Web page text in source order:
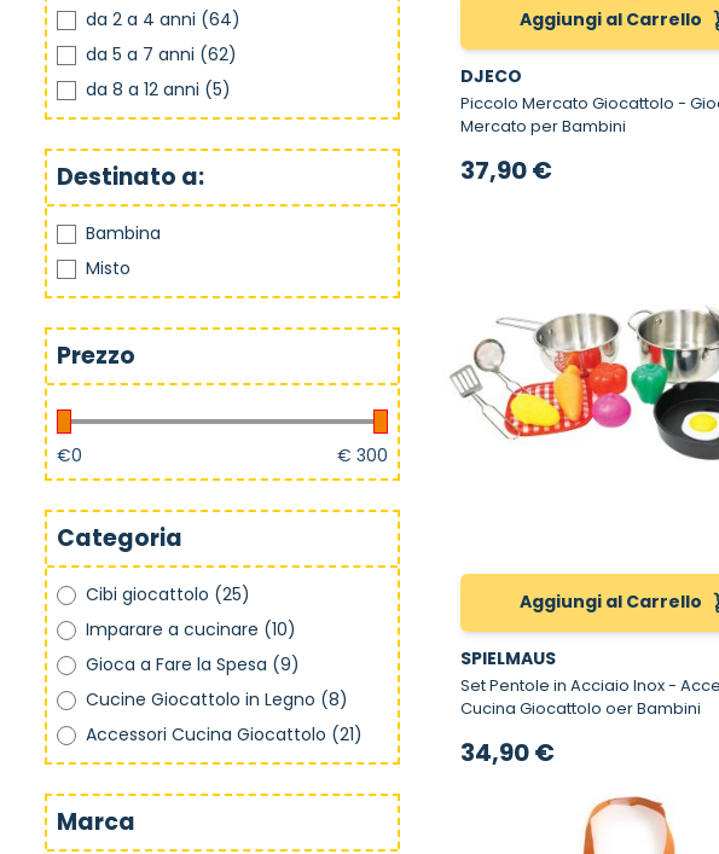
da 2 a 4 anni (64)
da 5 a 7 anni (62)
da 8 a 12 anni (5)
Destinato a:
Bambina
Misto
Prezzo
€0 € 300
Categoria
Cibi giocattolo (25)
Imparare a cucinare (10)
Gioca a Fare la Spesa (9)
Cucine Giocattolo in Legno (8)
Accessori Cucina Giocattolo (21)
Marca
Aggiungi al Carrello
DJECO
Piccolo Mercato Giocattolo - Gioco del
Mercato per Bambini
37,90 €
Aggiungi al Carrello
SPIELMAUS
Set Pentole in Acciaio Inox - Accessori
Cucina Giocattolo oer Bambini
34,90 €